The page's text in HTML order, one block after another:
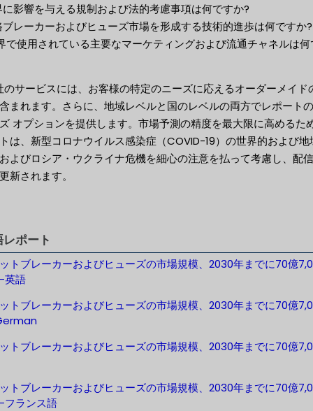
影響を与える規制および法的考慮事項は何ですか?
レーカーおよびヒューズ市場を形成する技術的進歩は何ですか?
で使用されている主要なマーケティングおよび流通チャネルは何
のサービスには、お客様の特定のニーズに応えるオーダーメイド
まれます。さらに、地域レベルと国のレベルの両方でレポート
オプションを提供します。市場予測の精度を最大限に高めるた
は、新型コロナウイルス感染症（COVID-19）の世界的および地
よびロシア・ウクライナ危機を細心の注意を払って考慮し、配
新されます。
ポート
トブレーカーおよびヒューズの市場規模、2030年までに70億
英語
トブレーカーおよびヒューズの市場規模、2030年までに70億
トブレーカーおよびヒューズの市場規模、2030年までに70億
トブレーカーおよびヒューズの市場規模、2030年までに70億
フランス語